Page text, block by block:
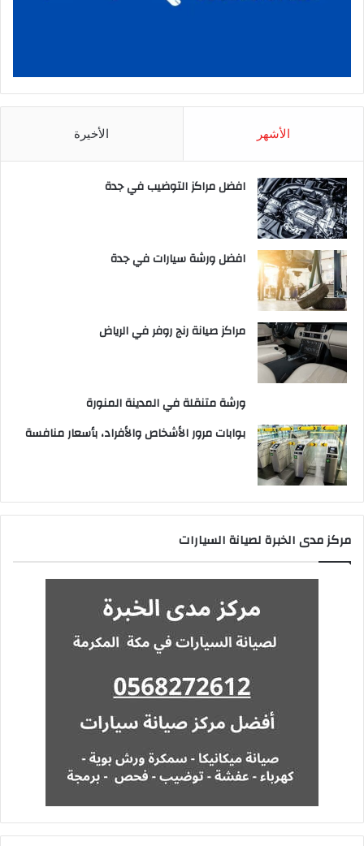
الأشهر الأخيرة
افضل مراكز التوضيب في جدة
افضل ورشة سيارات في جدة
مراكز صيانة رنج روفر في الرياض
ورشة متنقلة في المدينة المنورة
بوابات مرور الأشخاص والأفراد، بأسعار منافسة
مركز مدى الخبرة لصيانة السيارات